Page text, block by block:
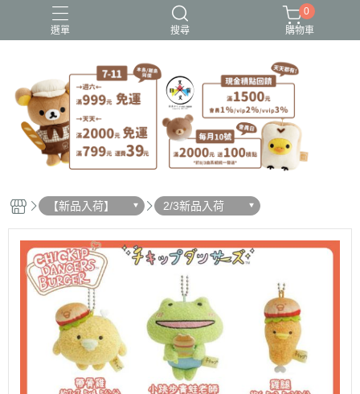
選單 搜尋
史努比歐拉夫 吉伊卡哇 憂傷馬戲團
拉拉熊
迪士尼-玩具總動員
0
購物車
【新品入荷】 2/3新品入荷